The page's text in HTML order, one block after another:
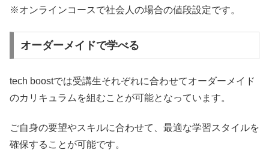
※オンラインコースで社会人の場合の値段設定です。
オーダーメイドで学べる
tech boostでは受講生それぞれに合わせてオーダーメイド
のカリキュラムを組むことが可能となっています。
ご自身の要望やスキルに合わせて、最適な学習スタイルを
確保することが可能です。